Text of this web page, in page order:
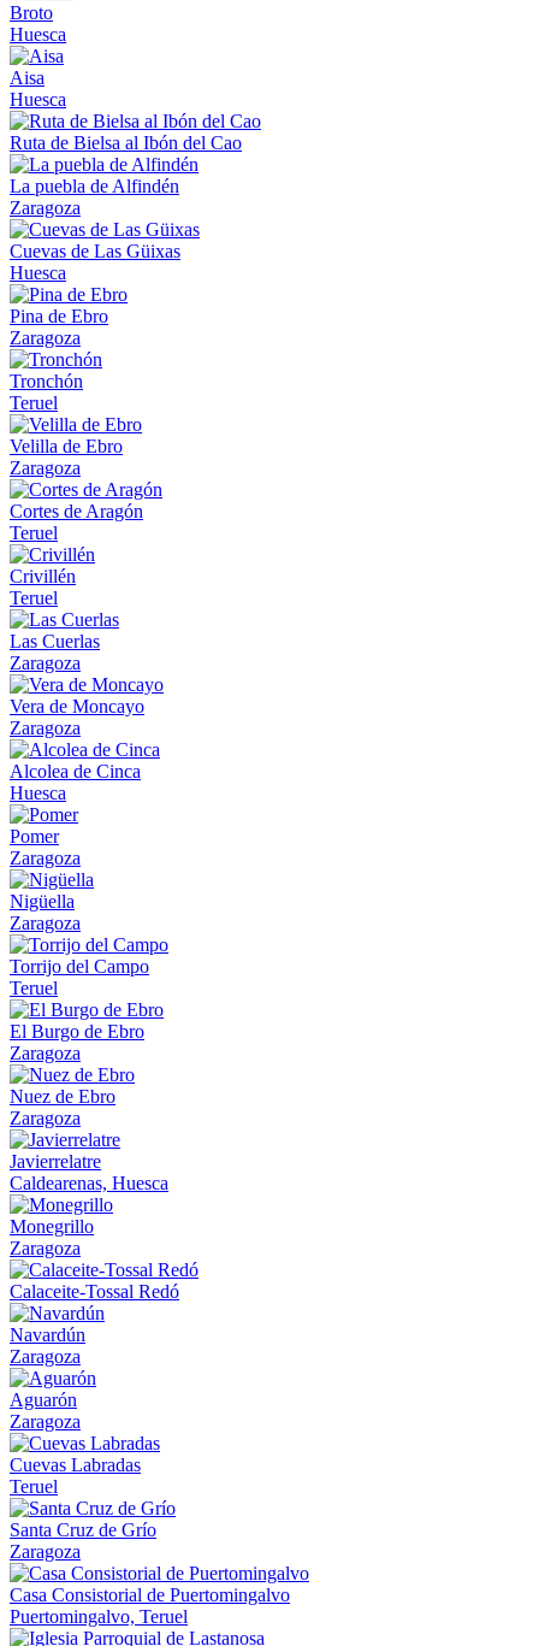
Broto
Huesca
Aisa
Huesca
Ruta de Bielsa al Ibón del Cao
La puebla de Alfindén
Zaragoza
Cuevas de Las Güixas
Huesca
Pina de Ebro
Zaragoza
Tronchón
Teruel
Velilla de Ebro
Zaragoza
Cortes de Aragón
Teruel
Crivillén
Teruel
Las Cuerlas
Zaragoza
Vera de Moncayo
Zaragoza
Alcolea de Cinca
Huesca
Pomer
Zaragoza
Nigüella
Zaragoza
Torrijo del Campo
Teruel
El Burgo de Ebro
Zaragoza
Nuez de Ebro
Zaragoza
Javierrelatre
Caldearenas, Huesca
Monegrillo
Zaragoza
Calaceite-Tossal Redó
Navardún
Zaragoza
Aguarón
Zaragoza
Cuevas Labradas
Teruel
Santa Cruz de Grío
Zaragoza
Casa Consistorial de Puertomingalvo
Puertomingalvo, Teruel